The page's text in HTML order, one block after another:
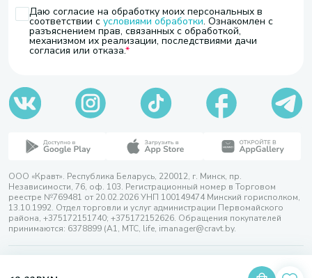
Даю согласие на обработку моих персональных в
соответствии с условиями обработки. Ознакомлен с
разъяснением прав, связанных с обработкой,
механизмом их реализации, последствиями дачи
согласия или отказа.
ООО «Кравт». Республика Беларусь, 220012, г. Минск, пр.
Независимости, 76, оф. 103. Регистрационный номер в Торговом
реестре №769481 от 20.02.2026 УНП 100149474 Минский горисполком,
13.10.1992. Отдел торговли и услуг администрации Первомайского
района, +375172151740; +375172152626. Обращения покупателей
принимаются: 6378899 (А1, МТС, life, imanager@cravt.by.